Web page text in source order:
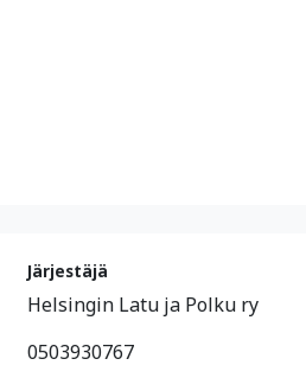
Järjestäjä
Helsingin Latu ja Polku ry
0503930767